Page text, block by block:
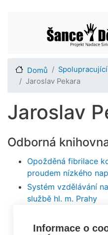
Main
Domů
Jaroslav Pekara
Jaroslav
Odborná
Opožděná fibrilace
proudem nízkého
Systém vzdělávání
službě hl. m. Prahy
Infuzní terapie v
ve 21. století v
Informace o